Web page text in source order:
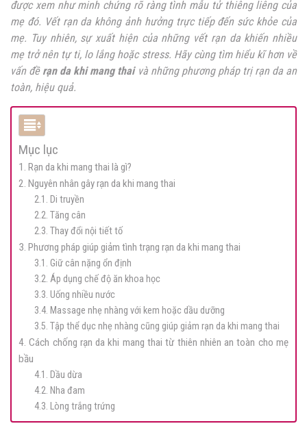
được xem như minh chứng rõ ràng tình mẫu tử thiêng liêng của
mẹ đó. Vết rạn da không ảnh hưởng trực tiếp đến sức khỏe của
mẹ. Tuy nhiên, sự xuất hiện của những vết rạn da khiến nhiều
mẹ trở nên tự ti, lo lắng hoặc stress. Hãy cùng tìm hiểu kĩ hơn về
vấn đề rạn da khi mang thaivà những phương pháp trị rạn da an
toàn, hiệu quả.
Mục lục
1. Rạn da khi mang thai là gì?
2. Nguyên nhân gây rạn da khi mang thai
2.1. Di truyền
2.2. Tăng cân
2.3. Thay đổi nội tiết tố
3. Phương pháp giúp giảm tình trạng rạn da khi mang thai
3.1. Giữ cân nặng ổn định
3.2. Áp dụng chế độ ăn khoa học
3.3. Uống nhiều nước
3.4. Massage nhẹ nhàng với kem hoặc dầu dưỡng
3.5. Tập thể dục nhẹ nhàng cũng giúp giảm rạn da khi mang thai
4. Cách chống rạn da khi mang thai từ thiên nhiên an toàn cho mẹ
bầu
4.1. Dầu dừa
4.2. Nha đam
4.3. Lòng trắng trứng